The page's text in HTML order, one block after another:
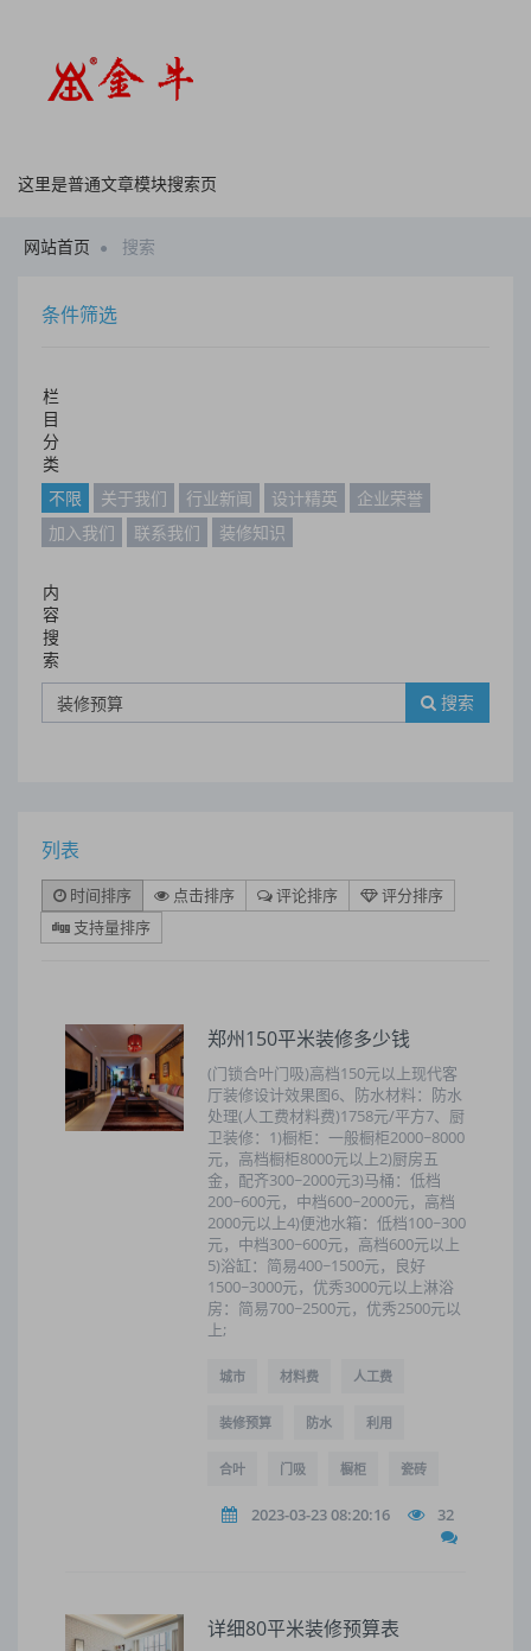
这里是普通文章模块搜索页
网站首页 搜索
条件筛选
栏
目
分
类
不限
关于我们 行业新闻 设计精英
企业荣誉
加入我们
联系我们 装修知识
内
容
搜
索
搜索
列表
时间排序 点击排序 评论排序
评分排序
支持量排序
郑州150平米装修多少钱
(门锁合叶门吸)高档150元以上现代客
厅装修设计效果图6、防水材料：防水
处理(人工费材料费)1758元/平方7、厨
卫装修：1)橱柜：一般橱柜2000~8000
元，高档橱柜8000元以上2)厨房五
金，配齐300~2000元3)马桶：低档
200~600元，中档600~2000元，高档
2000元以上4)便池水箱：低档100~300
元，中档300~600元，高档600元以上
5)浴缸：简易400~1500元，良好
1500~3000元，优秀3000元以上淋浴
房：简易700~2500元，优秀2500元以
上;
城市 材料费 人工费
装修预算 防水 利用
合叶 门吸 橱柜 瓷砖
2023-03-23 08:20:16 32
详细80平米装修预算表